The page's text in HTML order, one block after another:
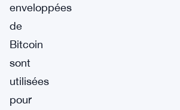
enveloppées
de
Bitcoin
sont
utilisées
pour